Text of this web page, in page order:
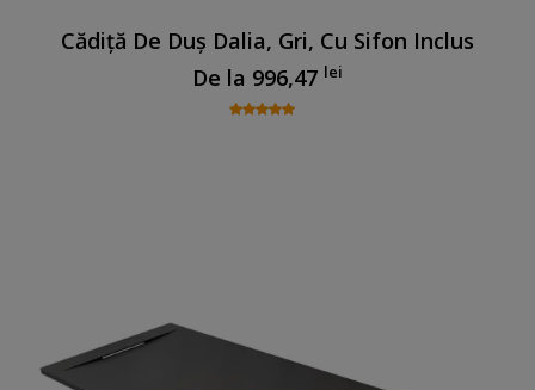
Cădiță De Duș Dalia, Gri, Cu Sifon Inclus
De la 996,47 lei